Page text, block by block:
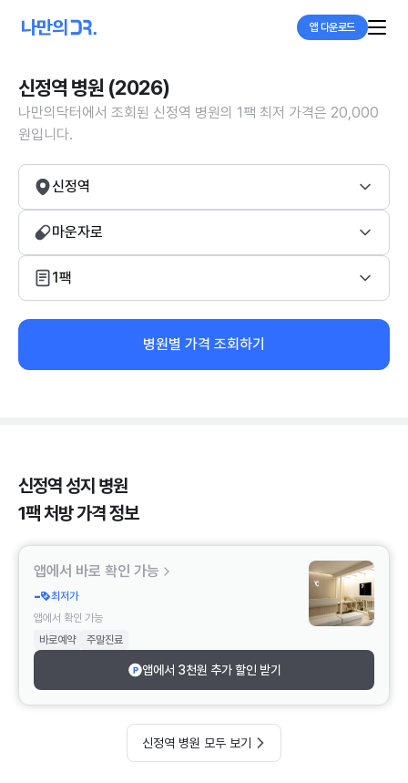
앱 다운로드
신정역 병원 (2026)
나만의닥터에서 조회된 신정역 병원의 1팩 최저 가격은 20,000
원입니다.
신정역
마운자로
1팩
병원별 가격 조회하기
신정역 성지 병원
1팩 처방 가격 정보
앱에서 바로 확인 가능
-
최저가
앱에서 확인 가능
바로예약
주말진료
앱에서 3천원 추가 할인 받기
신정역 병원 모두 보기